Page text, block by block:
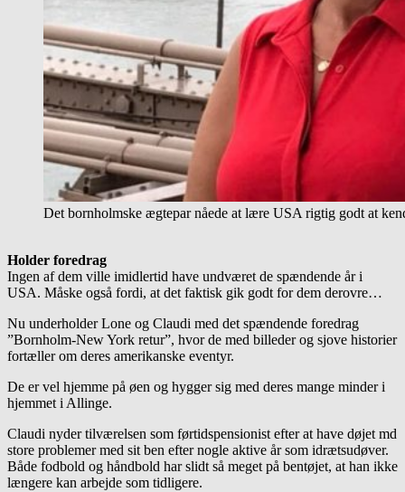
Det bornholmske ægtepar nåede at lære USA rigtig godt at
Holder foredrag
Ingen af dem ville imidlertid have undværet de spændende år i
USA. Måske også fordi, at det faktisk gik godt for dem derovre…
Nu underholder Lone og Claudi med det spændende foredrag
”Bornholm-New York retur”, hvor de med billeder og sjove historier
fortæller om deres amerikanske eventyr.
De er vel hjemme på øen og hygger sig med deres mange minder i
hjemmet i Allinge.
Claudi nyder tilværelsen som førtidspensionist efter at have døjet md
store problemer med sit ben efter nogle aktive år som idrætsudøver.
Både fodbold og håndbold har slidt så meget på bentøjet, at han ikke
længere kan arbejde som tidligere.